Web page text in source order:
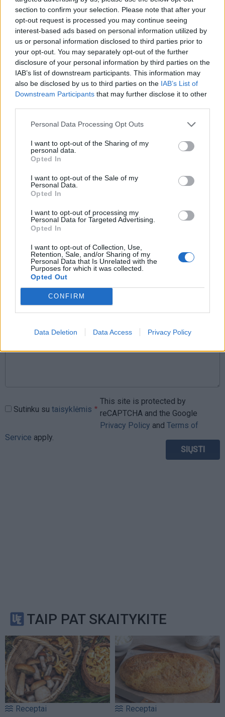
section to confirm your selection. Please note that after your
opt-out request is processed you may continue seeing
interest-based ads based on personal information utilized by
us or personal information disclosed to third parties prior to
your opt-out. You may separately opt-out of the further
disclosure of your personal information by third parties on the
IAB’s list of downstream participants. This information may
also be disclosed by us to third parties on the IAB’s List of
Downstream Participants that may further disclose it to other
Personal Data Processing Opt Outs
I want to opt-out of the Sharing of my
personal data.
Opted In
I want to opt-out of the Sale of my
Personal Data.
Opted In
I want to opt-out of processing my
Personal Data for Targeted Advertising.
Opted In
I want to opt-out of Collection, Use,
Retention, Sale, and/or Sharing of my
Personal Data that Is Unrelated with the
Purposes for which it was collected.
Opted Out
CONFIRM
Data Deletion Data Access Privacy Policy
Taro kortų horoskopas rugpjūčio 6
dienai: Svarstyklėms – sėkmė,
Jaučiams – greiti sprendimai
Šie Zodiako ženklai pagaliau
pasieks proveržį, kurio taip ilgai
laukė
Raktažodžiai receptai
Komentarai
Rašyti komentarą
Jūsų vardas
Sutinku su taisyklėmis
This site is protected by
reCAPTCHA and the Google
Privacy Policy and Terms of
Service apply.
TAIP PAT SKAITYKITE
Receptai Receptai